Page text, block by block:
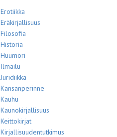
Erotiikka
Eräkirjallisuus
Filosofia
Historia
Huumori
Ilmailu
Juridiikka
Kansanperinne
Kauhu
Kaunokirjallisuus
Keittokirjat
Kirjallisuudentutkimus